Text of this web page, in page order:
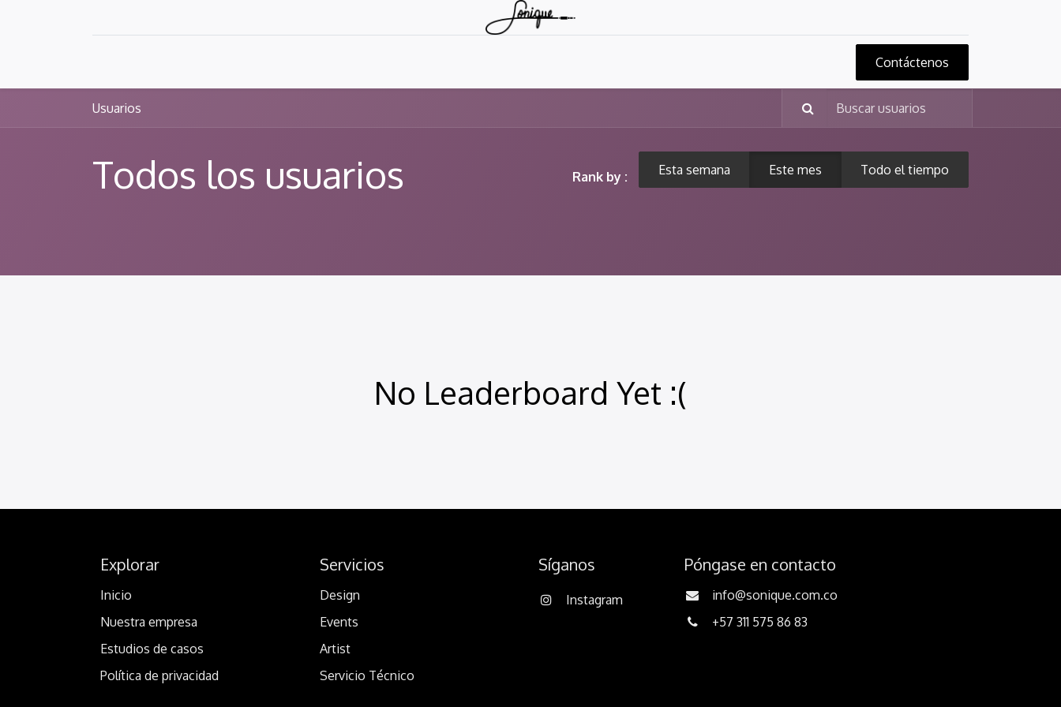
Contáctenos
Usuarios
Todos los usuarios Rank by : Esta semana Este mes Todo el tiempo
No Leaderboard Yet :(
Explorar
Inicio
Nuestra empresa
Estudios de casos
Política de privacidad
Servicios
Design
Events
Artist
Servicio Técnico
Síganos
Instagram
Póngase en contacto
info@sonique.com.co
+57 311 575 86 83